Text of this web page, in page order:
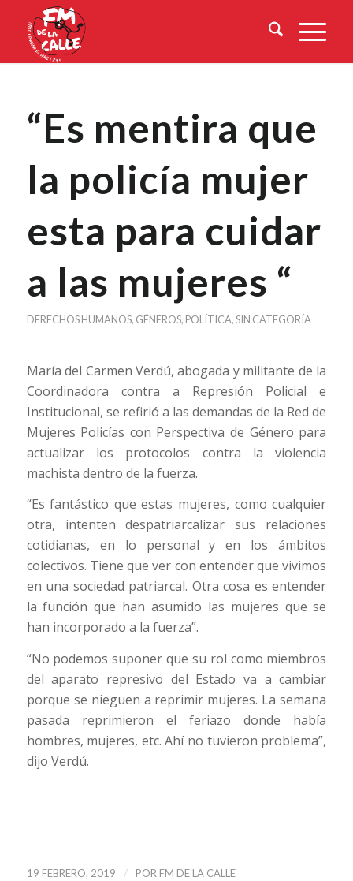
“Es mentira que
la policía mujer
esta para cuidar
a las mujeres “
DERECHOS HUMANOS, GÉNEROS, POLÍTICA,SIN CATEGORÍA
María del Carmen Verdú, abogada y militante de la
Coordinadora contra a Represión Policial e
Institucional, se refirió a las demandas de la Red de
Mujeres Policías con Perspectiva de Género para
actualizar los protocolos contra la violencia
machista dentro de la fuerza.
“Es fantástico que estas mujeres, como cualquier
otra, intenten despatriarcalizar sus relaciones
cotidianas, en lo personal y en los ámbitos
colectivos. Tiene que ver con entender que vivimos
en una sociedad patriarcal. Otra cosa es entender
la función que han asumido las mujeres que se
han incorporado a la fuerza”.
“No podemos suponer que su rol como miembros
del aparato represivo del Estado va a cambiar
porque se nieguen a reprimir mujeres. La semana
pasada reprimieron el feriazo donde había
hombres, mujeres, etc. Ahí no tuvieron problema”,
dijo Verdú.
19 FEBRERO, 2019 / POR FM DE LA CALLE